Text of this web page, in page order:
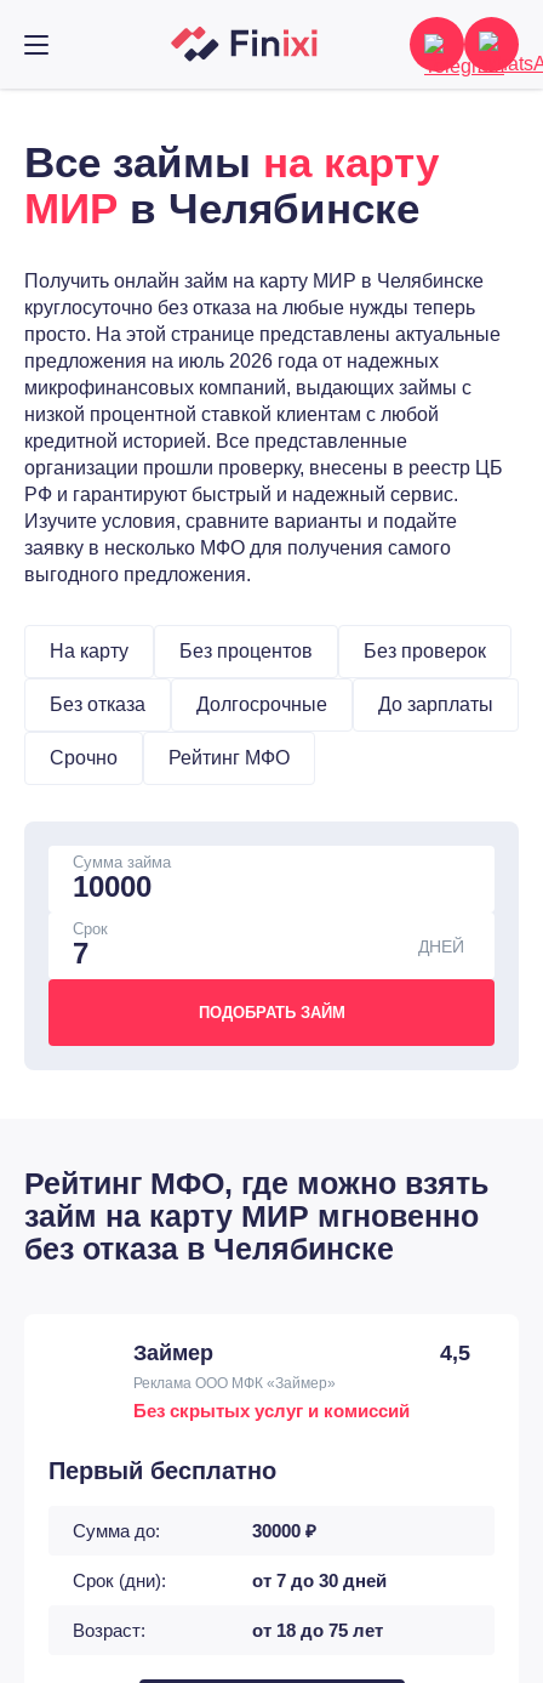
Все займы на карту
МИР в Челябинске
Получить онлайн займ на карту МИР в Челябинске
круглосуточно без отказа на любые нужды теперь
просто. На этой странице представлены актуальные
предложения на июль 2026 года от надежных
микрофинансовых компаний, выдающих займы с
низкой процентной ставкой клиентам с любой
кредитной историей. Все представленные
организации прошли проверку, внесены в реестр ЦБ
РФ и гарантируют быстрый и надежный сервис.
Изучите условия, сравните варианты и подайте
заявку в несколько МФО для получения самого
выгодного предложения.
На карту Без процентов Без проверок
Без отказа Долгосрочные До зарплаты
Срочно Рейтинг МФО
Сумма займа
Срок
ДНЕЙ
Рейтинг МФО, где можно взять
займ на карту МИР мгновенно
без отказа в Челябинске
Займер 4,5
Реклама ООО МФК «Займер»
Без скрытых услуг и комиссий
Первый бесплатно
Сумма до: 30000 ₽
Срок (дни): от 7 до 30 дней
Возраст: от 18 до 75 лет